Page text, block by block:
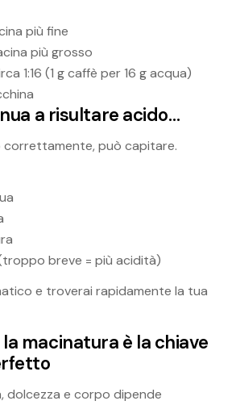
più fine
più grosso
1:16 (1 g caffè per 16 g acqua)
a risultare acido…
può capitare.
breve = più acidità)
e troverai rapidamente la tua
la macinatura è la chiave
dolcezza e corpo dipende